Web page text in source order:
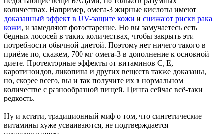
количествах. Например, омега-3 жирные кислоты имеют
доказанный эффект в UV-защите кожи и снижают риски рака
кожи, и замедляют фотостарение. Но вы замучаетесь есть
бедных лососей в таких количествах, чтобы закрыть эти
потребности обычной диетой. Поэтому нет ничего такого в
приёме по, скажем, 700 мг омега-3 в дополнение к основной
диете. Протекторные эффекты от витаминов С, E,
каротиноидов, ликопина и других веществ также доказаны,
но, скорее всего, вы и так получите их в нормальном
количестве с разнообразной пищей. Цинга сейчас всё-таки
редкость.
Ну и кстати, традиционный миф о том, что синтетические
витамины хуже усваиваются, не подтверждается